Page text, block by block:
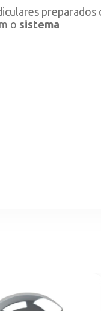
preparados
o sistema